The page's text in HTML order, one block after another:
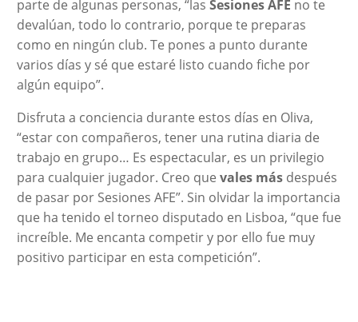
parte de algunas personas, “las Sesiones AFE no te
devalúan, todo lo contrario, porque te preparas
como en ningún club. Te pones a punto durante
varios días y sé que estaré listo cuando fiche por
algún equipo”.
Disfruta a conciencia durante estos días en Oliva,
“estar con compañeros, tener una rutina diaria de
trabajo en grupo… Es espectacular, es un privilegio
para cualquier jugador. Creo que vales másdespués
de pasar por Sesiones AFE”. Sin olvidar la importancia
que ha tenido el torneo disputado en Lisboa, “que fue
increíble. Me encanta competir y por ello fue muy
positivo participar en esta competición”.